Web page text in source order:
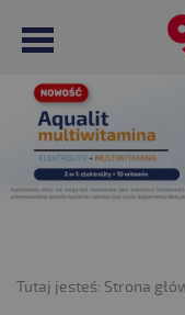
Tutaj jesteś: Strona